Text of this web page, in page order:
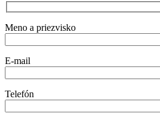
Meno a priezvisko
E-mail
Telefón